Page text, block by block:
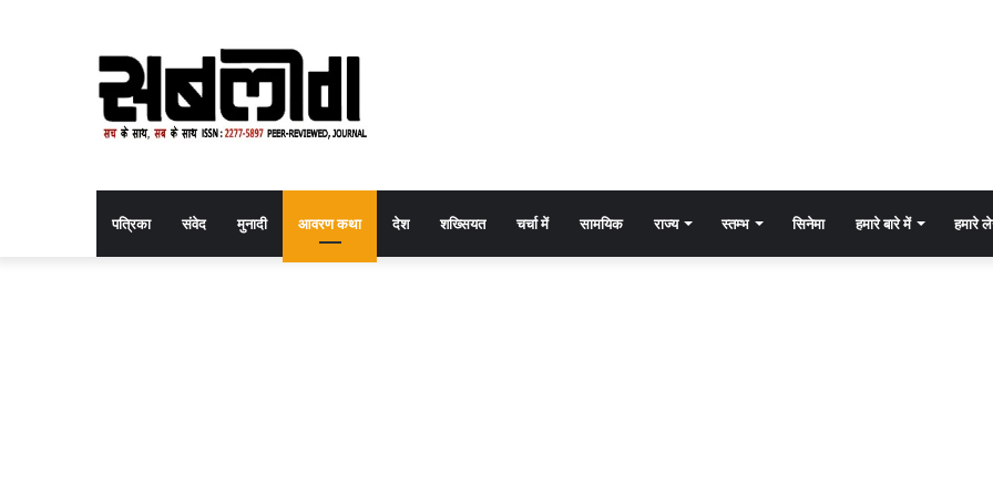
पत्रिका संवेद मुनादी आवरण कथा देश शख्सियत चर्चा में सामयिक राज्य स्तम्भ सिनेमा हमारे बारे में हमारे